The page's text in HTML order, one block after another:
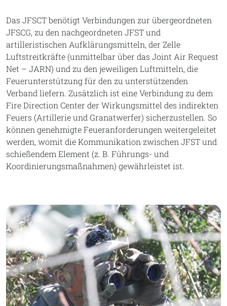
Das JFSCT benötigt Verbindungen zur übergeordneten
JFSCG, zu den nachgeordneten JFST und
artilleristischen Aufklärungsmitteln, der Zelle
Luftstreitkräfte (unmittelbar über das Joint Air Request
Net – JARN) und zu den jeweiligen Luftmitteln, die
Feuerunterstützung für den zu unterstützenden
Verband liefern. Zusätzlich ist eine Verbindung zu dem
Fire Direction Center der Wirkungsmittel des indirekten
Feuers (Artillerie und Granatwerfer) sicherzustellen. So
können genehmigte Feueranforderungen weitergeleitet
werden, womit die Kommunikation zwischen JFST und
schießendem Element (z. B. Führungs- und
Koordinierungsmaßnahmen) gewährleistet ist.